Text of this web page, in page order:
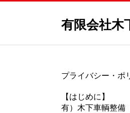
有限会社木
プライバシー・ポ
【はじめに】
有）木下車輌整備